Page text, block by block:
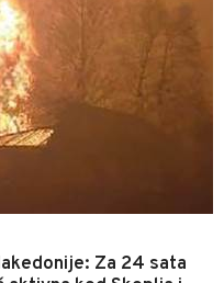
Za 24 sata